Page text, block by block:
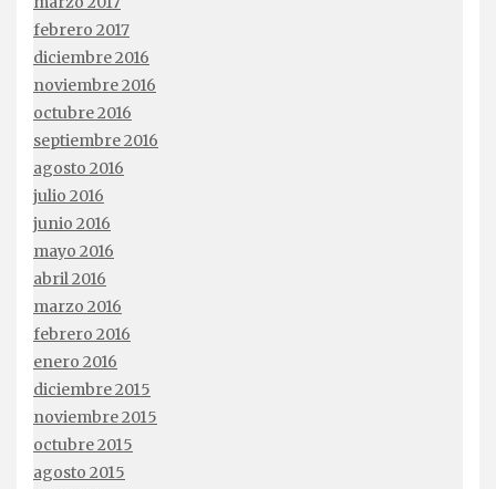
febrero 2017
diciembre 2016
noviembre 2016
octubre 2016
septiembre 2016
agosto 2016
julio 2016
junio 2016
mayo 2016
abril 2016
marzo 2016
febrero 2016
enero 2016
diciembre 2015
noviembre 2015
octubre 2015
agosto 2015